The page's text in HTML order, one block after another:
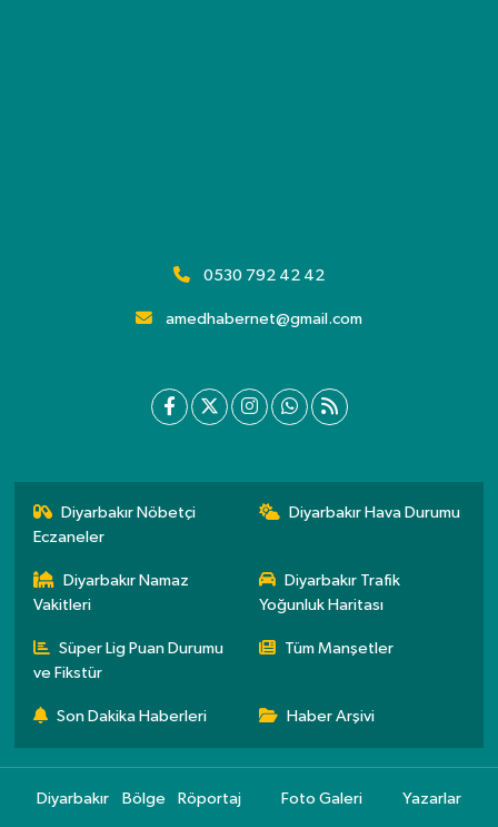
0530 792 42 42
amedhabernet@gmail.com
Diyarbakır Nöbetçi
Eczaneler
Diyarbakır Hava Durumu
Diyarbakır Namaz
Vakitleri
Diyarbakır Trafik
Yoğunluk Haritası
Süper Lig Puan Durumu
ve Fikstür
Tüm Manşetler
Son Dakika Haberleri Haber Arşivi
Diyarbakır Bölge Röportaj Foto Galeri Yazarlar